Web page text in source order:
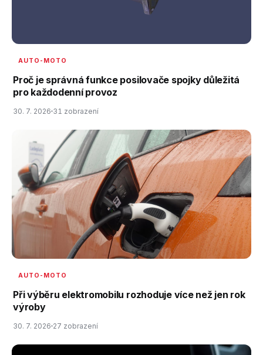
AUTO-MOTO
Proč je správná funkce posilovače spojky důležitá
pro každodenní provoz
30. 7. 2026 31 zobrazení
AUTO-MOTO
Při výběru elektromobilu rozhoduje více než jen rok
výroby
30. 7. 2026 27 zobrazení